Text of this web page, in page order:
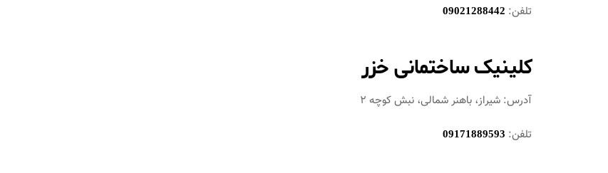
تلفن: 09021288442
کلینیک ساختمانی خزر
آدرس: شیراز، باهنر شمالی، نبش کوچه 2
تلفن: 09171889593